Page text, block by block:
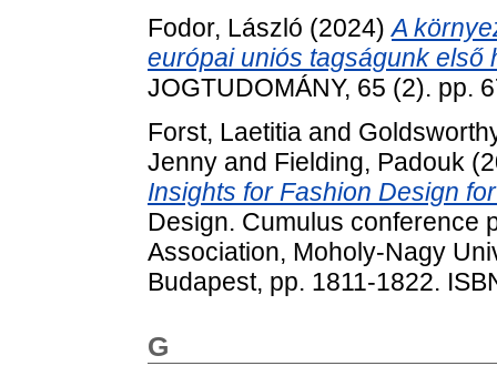
Fodor, László (2024)A
európai uniós tagságunk első
JOGTUDOMÁNY, 65 (2). pp.
Forst, Laetitia and
Jenny and Fielding, Padouk
Insights for Fashion Design
Design. Cumulus conference
Association, Moholy-Nagy
Budapest, pp. 1811-1822.
G